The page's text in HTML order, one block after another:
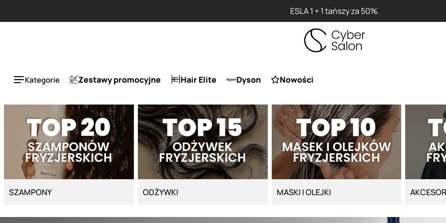
ESLA 1 + 1 tańszy za 50%.
Kategorie Zestawy promocyjne Hair Elite Dyson Nowości
SZAMPONY ODŻYWKI MASKI I OLEJKI